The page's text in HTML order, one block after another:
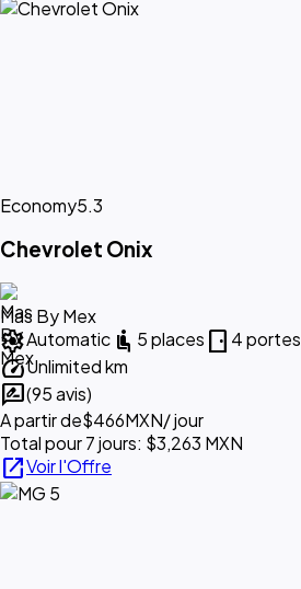
Economy5.3
Chevrolet Onix
Mas By Mex
settingsAutomatic airline_seat_recline_normal 5 places sensor_door 4 portes
speedUnlimited km
rate_review(95 avis)
A partir de$466MXN/ jour
Total pour 7 jours: $3,263 MXN
open_in_newVoir l'Offre